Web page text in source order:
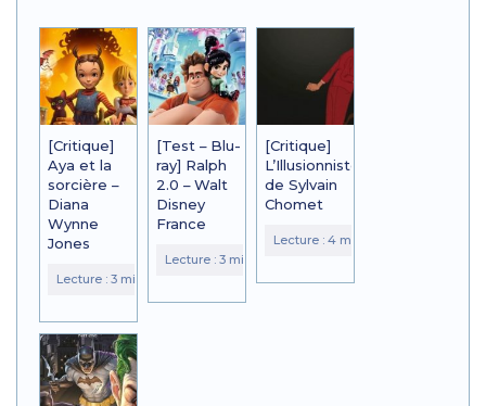
[Critique]
Aya et la
sorcière –
Diana
Wynne
Jones
[Test – Blu-
ray] Ralph
2.0 – Walt
Disney
France
[Critique]
L’Illusionniste
de Sylvain
Chomet